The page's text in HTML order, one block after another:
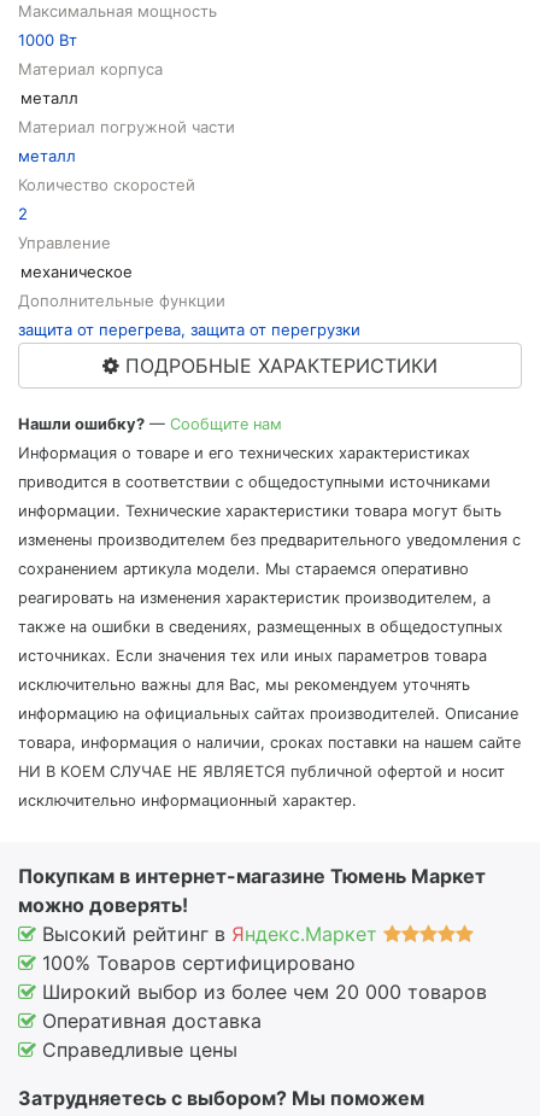
Максимальная мощность
1000 Вт
Материал корпуса
металл
Материал погружной части
металл
Количество скоростей
2
Управление
механическое
Дополнительные функции
защита от перегрева, защита от перегрузки
ПОДРОБНЫЕ ХАРАКТЕРИСТИКИ
Нашли ошибку? — Сообщите нам
Информация о товаре и его технических характеристиках
приводится в соответствии с общедоступными источниками
информации. Технические характеристики товара могут быть
изменены производителем без предварительного уведомления с
сохранением артикула модели. Мы стараемся оперативно
реагировать на изменения характеристик производителем, а
также на ошибки в сведениях, размещенных в общедоступных
источниках. Если значения тех или иных параметров товара
исключительно важны для Вас, мы рекомендуем уточнять
информацию на официальных сайтах производителей. Описание
товара, информация о наличии, сроках поставки на нашем сайте
НИ В КОЕМ СЛУЧАЕ НЕ ЯВЛЯЕТСЯ публичной офертой и носит
исключительно информационный характер.
Покупкам в интернет-магазине Тюмень Маркет
можно доверять!
Высокий рейтинг в Яндекс.Маркет
100% Товаров сертифицировано
Широкий выбор из более чем 20 000 товаров
Оперативная доставка
Справедливые цены
Затрудняетесь с выбором? Мы поможем